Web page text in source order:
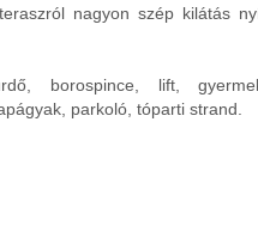
nagyon szép kilátás
borospince, lift,
parkoló, tóparti strand.